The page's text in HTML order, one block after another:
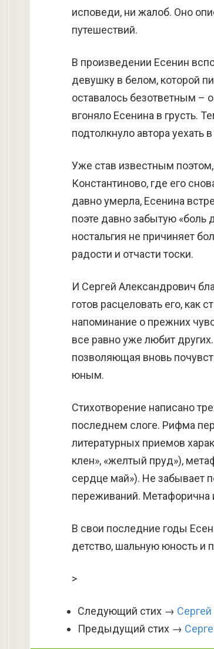
исповеди, ни жалоб. Оно
путешествий.
В произведении Есенин
девушку в белом, которой
оставалось безответным –
вгоняло Есенина в грусть.
подтолкнуло автора уехать
Уже став известным
Константиново, где его
давно умерла, Есенина
поэте давно забытую
ностальгия не причиняет
радости и отчасти тоски.
И Сергей Александрович
готов расцеловать его, как
напоминание о прежних
все равно уже любит
позволяющая вновь
юным.
Стихотворение написано
последнем слоге. Рифма
литературных приемов
клен», «желтый пруд»),
сердце май»). Не забывает
переживаний.
В свои последние годы
детство, шальную юность и
>
Следующий стих →
Предыдущий стих →